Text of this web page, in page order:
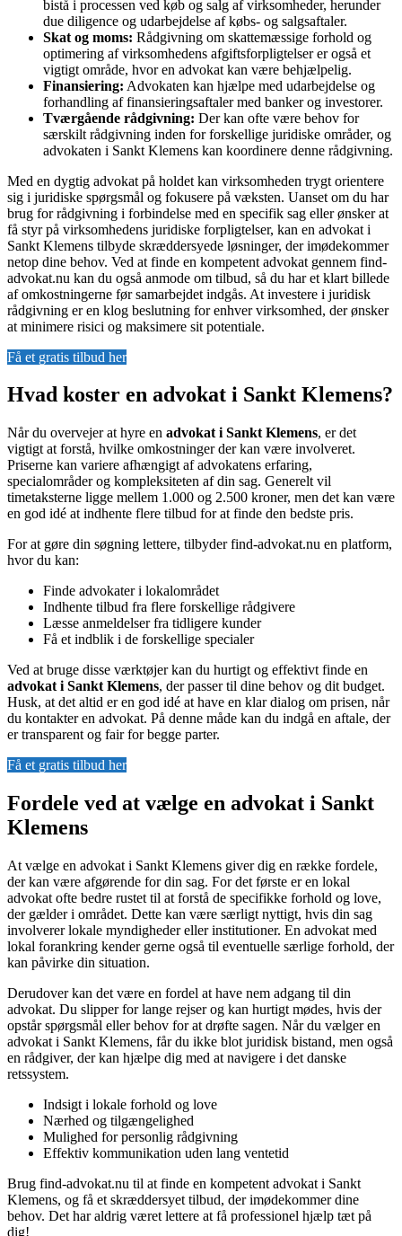
bistå i processen ved køb og salg af virksomheder, herunder
due diligence og udarbejdelse af købs- og salgsaftaler.
Skat og moms: Rådgivning om skattemæssige forhold og
optimering af virksomhedens afgiftsforpligtelser er også et
vigtigt område, hvor en advokat kan være behjælpelig.
Finansiering: Advokaten kan hjælpe med udarbejdelse og
forhandling af finansieringsaftaler med banker og investorer.
Tværgående rådgivning: Der kan ofte være behov for
særskilt rådgivning inden for forskellige juridiske områder, og
advokaten i Sankt Klemens kan koordinere denne rådgivning.
Med en dygtig advokat på holdet kan virksomheden trygt orientere
sig i juridiske spørgsmål og fokusere på væksten. Uanset om du har
brug for rådgivning i forbindelse med en specifik sag eller ønsker at
få styr på virksomhedens juridiske forpligtelser, kan en advokat i
Sankt Klemens tilbyde skræddersyede løsninger, der imødekommer
netop dine behov. Ved at finde en kompetent advokat gennem find-
advokat.nu kan du også anmode om tilbud, så du har et klart billede
af omkostningerne før samarbejdet indgås. At investere i juridisk
rådgivning er en klog beslutning for enhver virksomhed, der ønsker
at minimere risici og maksimere sit potentiale.
Få et gratis tilbud her
Hvad koster en advokat i Sankt Klemens?
Når du overvejer at hyre en advokat i Sankt Klemens, er det
vigtigt at forstå, hvilke omkostninger der kan være involveret.
Priserne kan variere afhængigt af advokatens erfaring,
specialområder og kompleksiteten af din sag. Generelt vil
timetaksterne ligge mellem 1.000 og 2.500 kroner, men det kan være
en god idé at indhente flere tilbud for at finde den bedste pris.
For at gøre din søgning lettere, tilbyder find-advokat.nu en platform,
hvor du kan:
Finde advokater i lokalområdet
Indhente tilbud fra flere forskellige rådgivere
Læsse anmeldelser fra tidligere kunder
Få et indblik i de forskellige specialer
Ved at bruge disse værktøjer kan du hurtigt og effektivt finde en
advokat i Sankt Klemens, der passer til dine behov og dit budget.
Husk, at det altid er en god idé at have en klar dialog om prisen, når
du kontakter en advokat. På denne måde kan du indgå en aftale, der
er transparent og fair for begge parter.
Få et gratis tilbud her
Fordele ved at vælge en advokat i Sankt
Klemens
At vælge en advokat i Sankt Klemens giver dig en række fordele,
der kan være afgørende for din sag. For det første er en lokal
advokat ofte bedre rustet til at forstå de specifikke forhold og love,
der gælder i området. Dette kan være særligt nyttigt, hvis din sag
involverer lokale myndigheder eller institutioner. En advokat med
lokal forankring kender gerne også til eventuelle særlige forhold, der
kan påvirke din situation.
Derudover kan det være en fordel at have nem adgang til din
advokat. Du slipper for lange rejser og kan hurtigt mødes, hvis der
opstår spørgsmål eller behov for at drøfte sagen. Når du vælger en
advokat i Sankt Klemens, får du ikke blot juridisk bistand, men også
en rådgiver, der kan hjælpe dig med at navigere i det danske
retssystem.
Indsigt i lokale forhold og love
Nærhed og tilgængelighed
Mulighed for personlig rådgivning
Effektiv kommunikation uden lang ventetid
Brug find-advokat.nu til at finde en kompetent advokat i Sankt
Klemens, og få et skræddersyet tilbud, der imødekommer dine
behov. Det har aldrig været lettere at få professionel hjælp tæt på
dig!